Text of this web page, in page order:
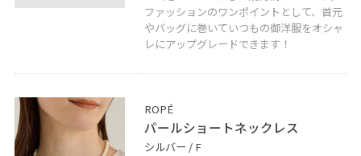
ファッションのワンポイントとして、首元
やバッグに巻いていつもの御洋服をオシャ
レにアップグレードできます！
ROPÉ
パールショートネックレス
シルバー / F